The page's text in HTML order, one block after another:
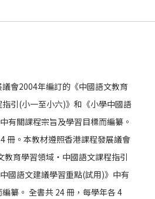
會2004年編訂的《中國語文教育
引(小一至小六)》和《小學中國語
有關課程宗旨及學習目標而編纂。
冊。本教材遵照香港課程發展議會
教育學習領域‧中國語文課程指引
國語文建議學習重點(試用)》中有
纂。 全書共 24 冊，每學年各 4